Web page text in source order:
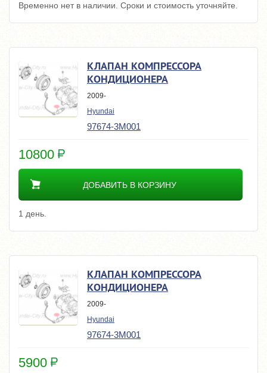
Временно нет в наличии. Сроки и стоимость уточняйте.
КЛАПАН КОМПРЕССОРА
КОНДИЦИОНЕРА
2009-
Hyundai
97674-3M001
10800
ДОБАВИТЬ В КОРЗИНУ
1 день.
КЛАПАН КОМПРЕССОРА
КОНДИЦИОНЕРА
2009-
Hyundai
97674-3M001
5900